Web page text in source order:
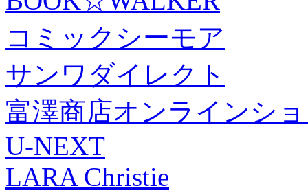
コミックシーモア
サンワダイレクト
富澤商店オンラインシ
U-NEXT
LARA Christie